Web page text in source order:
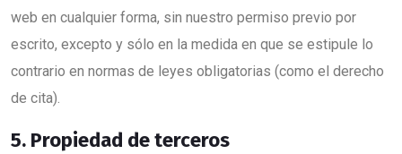
web en cualquier forma, sin nuestro permiso previo por
escrito, excepto y sólo en la medida en que se estipule lo
contrario en normas de leyes obligatorias (como el derecho
de cita).
5. Propiedad de terceros